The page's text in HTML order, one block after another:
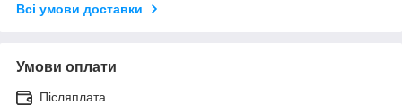
Всі умови доставки
Умови оплати
Післяплата